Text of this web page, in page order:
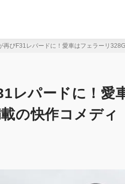
再びF31レパードに！愛車はフェラーリ
レパードに！愛
の快作コメディ